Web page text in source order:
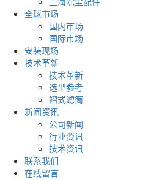
全球市场
国内市场
国际市场
安装现场
技术革新
技术革新
选型参考
褶式滤筒
新闻资讯
公司新闻
行业资讯
技术资讯
联系我们
在线留言